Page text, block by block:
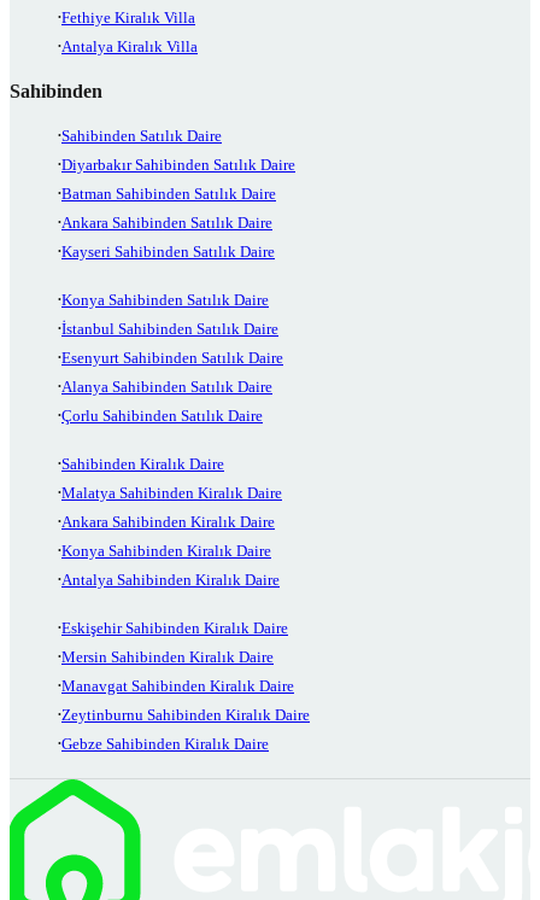
Fethiye Kiralık Villa
Antalya Kiralık Villa
Sahibinden
Sahibinden Satılık Daire
Diyarbakır Sahibinden Satılık Daire
Batman Sahibinden Satılık Daire
Ankara Sahibinden Satılık Daire
Kayseri Sahibinden Satılık Daire
Konya Sahibinden Satılık Daire
İstanbul Sahibinden Satılık Daire
Esenyurt Sahibinden Satılık Daire
Alanya Sahibinden Satılık Daire
Çorlu Sahibinden Satılık Daire
Sahibinden Kiralık Daire
Malatya Sahibinden Kiralık Daire
Ankara Sahibinden Kiralık Daire
Konya Sahibinden Kiralık Daire
Antalya Sahibinden Kiralık Daire
Eskişehir Sahibinden Kiralık Daire
Mersin Sahibinden Kiralık Daire
Manavgat Sahibinden Kiralık Daire
Zeytinburnu Sahibinden Kiralık Daire
Gebze Sahibinden Kiralık Daire